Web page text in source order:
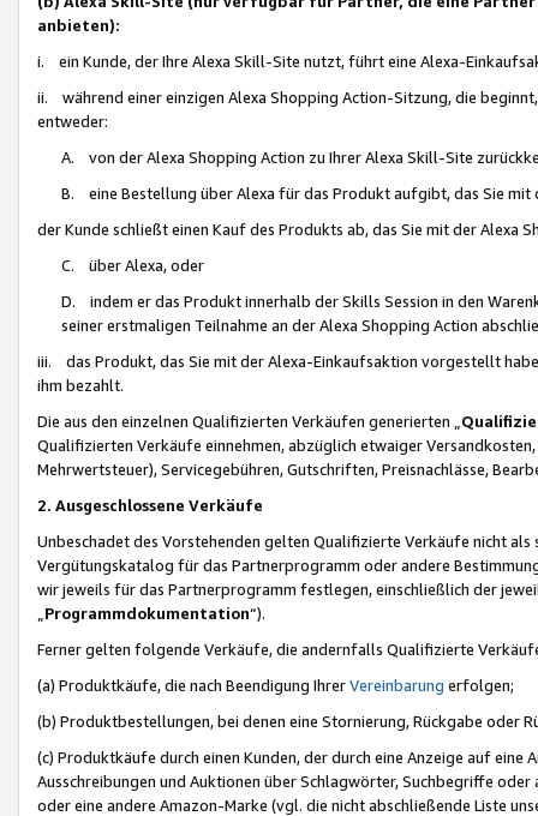
anbieten):
i. ein Kunde, der Ihre Alexa Skill-Site nutzt, führt eine Alexa-
ii. während einer einzigen Alexa Shopping Action-Sitzung, die
entweder:
A. von der Alexa Shopping Action zu Ihrer Alexa Skill-Site
B. eine Bestellung über Alexa für das Produkt aufgibt, das Sie mit
der Kunde schließt einen Kauf des Produkts ab, das Sie mit der Alexa
C. über Alexa, oder
D. indem er das Produkt innerhalb der Skills Session in den
seiner erstmaligen Teilnahme an der Alexa Shopping Action
iii. das Produkt, das Sie mit der Alexa-Einkaufsaktion vorgestellt
ihm bezahlt.
Die aus den einzelnen Qualifizierten Verkäufen generierten „
Qualifizierten Verkäufe einnehmen, abzüglich etwaiger
Mehrwertsteuer), Servicegebühren, Gutschriften, Preisnachlässe,
2. Ausgeschlossene Verkäufe
Unbeschadet des Vorstehenden gelten Qualifizierte Verkäufe nicht
Vergütungskatalog für das Partnerprogramm oder andere
wir jeweils für das Partnerprogramm festlegen, einschließlich der
Programmdokumentation“).
Ferner gelten folgende Verkäufe, die andernfalls Qualifizierte
(a) Produktkäufe, die nach Beendigung IhrerVereinbarung erfolgen;
(b) Produktbestellungen, bei denen eine Stornierung, Rückgabe oder
(c) Produktkäufe durch einen Kunden, der durch eine Anzeige auf
Ausschreibungen und Auktionen über Schlagwörter, Suchbegriffe
oder eine andere Amazon-Marke (vgl. die nicht abschließende Liste